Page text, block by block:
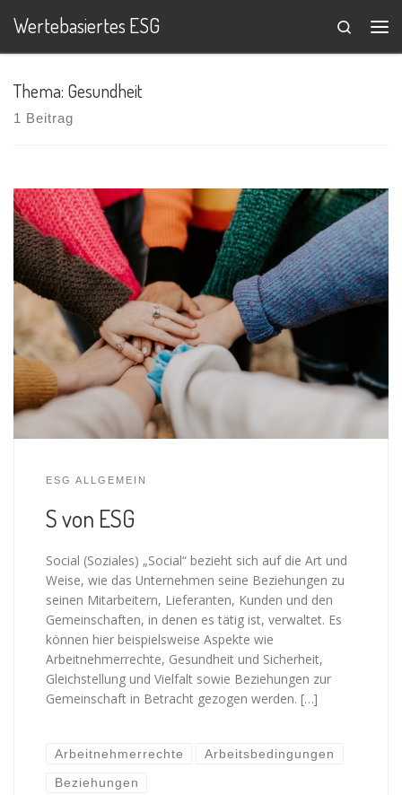
Zum Inhalt springen
Wertebasiertes ESG
Search
Thema: Gesundheit
1 Beitrag
ESG ALLGEMEIN
S von ESG
Social (Soziales) „Social“ bezieht sich auf die Art und
Weise, wie das Unternehmen seine Beziehungen zu
seinen Mitarbeitern, Lieferanten, Kunden und den
Gemeinschaften, in denen es tätig ist, verwaltet. Es
können hier beispielsweise Aspekte wie
Arbeitnehmerrechte, Gesundheit und Sicherheit,
Gleichstellung und Vielfalt sowie Beziehungen zur
Gemeinschaft in Betracht gezogen werden. […]
Arbeitnehmerrechte Arbeitsbedingungen
Beziehungen